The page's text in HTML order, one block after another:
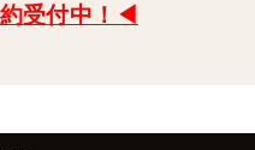
受付中！◀